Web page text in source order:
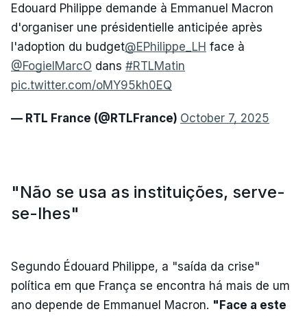
Edouard Philippe demande à Emmanuel Macron
d'organiser une présidentielle anticipée après
l'adoption du budget@EPhilippe_LH face à
@FogielMarcO dans #RTLMatin
pic.twitter.com/oMY95kh0EQ
— RTL France (@RTLFrance) October 7, 2025
"Não se usa as instituições, serve-
se-lhes"
Segundo Édouard Philippe, a "saída da crise"
política em que França se encontra há mais de um
ano depende de Emmanuel Macron. "Face a este